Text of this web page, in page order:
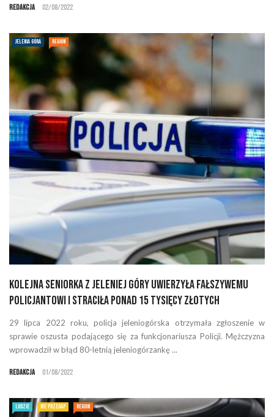
Redakcja 02/08/2022
JELENIA GÓRA REGION
Kolejna seniorka z Jeleniej Góry uwierzyła fałszywemu
policjantowi i straciła ponad 15 tysięcy złotych
29 lipca 2022 roku, policja jeleniogórska otrzymała zgłoszenie w
sprawie oszusta podającego się za funkcjonariusza Policji. Mężczyzna
wprowadził w błąd 80-letnią jeleniogórzankę ...
Redakcja 01/08/2022
LUDZIE NIE PRZEGAP REGION